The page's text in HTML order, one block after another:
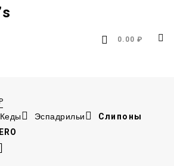
0.00 ₽
Кеды Эспадрильи
Слипоны